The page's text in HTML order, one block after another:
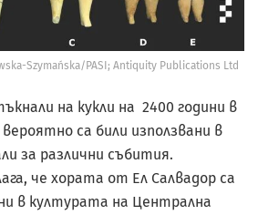
Szymańska/PASI; Antiquity Publications Ltd
на кукли на 2400 години в
са били използвани в
за различни събития.
че хората от Ел Салвадор са
в културата на Централна